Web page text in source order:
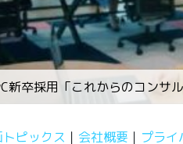
新卒採用「これからのコンサ
ピックス 会社概要 プライ